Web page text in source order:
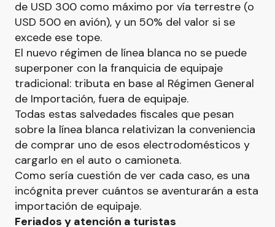
de USD 300 como máximo por vía terrestre (o
USD 500 en avión), y un 50% del valor si se
excede ese tope.
El nuevo régimen de línea blanca no se puede
superponer con la franquicia de equipaje
tradicional: tributa en base al Régimen General
de Importación, fuera de equipaje.
Todas estas salvedades fiscales que pesan
sobre la línea blanca relativizan la conveniencia
de comprar uno de esos electrodomésticos y
cargarlo en el auto o camioneta.
Como sería cuestión de ver cada caso, es una
incógnita prever cuántos se aventurarán a esta
importación de equipaje.
Feriados y atención a turistas